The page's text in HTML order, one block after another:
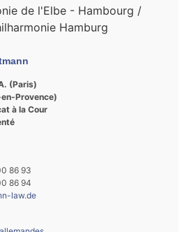
(Paris)
Provence)
à la Cour
86 93
86 94
law.de